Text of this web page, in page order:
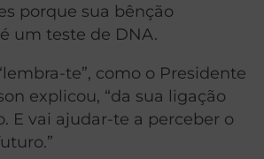
porque sua bênção
um teste de DNA.
te”, como o Presidente
explicou, “da sua ligação
E vai ajudar-te a perceber o